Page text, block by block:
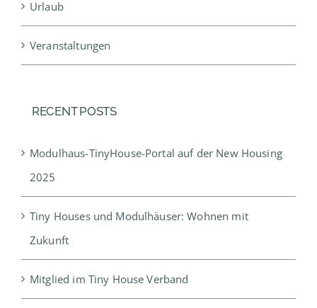
Urlaub
Veranstaltungen
RECENT POSTS
Modulhaus-TinyHouse-Portal auf der New Housing
2025
Tiny Houses und Modulhäuser: Wohnen mit
Zukunft
Mitglied im Tiny House Verband